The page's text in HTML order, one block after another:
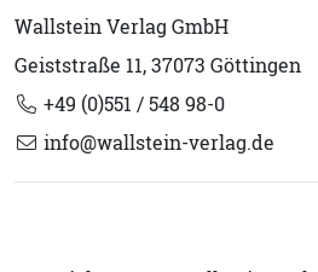
Wallstein Verlag GmbH
Geiststraße 11, 37073 Göttingen
+49 (0)551 / 548 98-0
info@wallstein-verlag.de